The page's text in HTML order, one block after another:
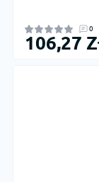
0
106,27